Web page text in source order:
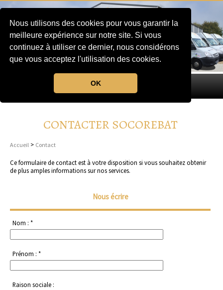
Nous utilisons des cookies pour vous garantir la
meilleure expérience sur notre site. Si vous
continuez à utiliser ce dernier, nous considérons
que vous acceptez l'utilisation des cookies.
OKMENU
CONTACTER SOCOREBAT
Accueil > Contact
Ce formulaire de contact est à votre disposition si vous souhaitez obtenir
de plus amples informations sur nos services.
Nous écrire
Nom : *
Prénom : *
Raison sociale :